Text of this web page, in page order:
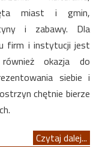
miast i gmin,
i zabawy. Dla
firm i instytucji jest
okazja do
siebie i
chętnie bierze
Czytaj dalej...